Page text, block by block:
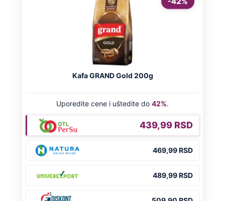
OD NAVODNOG HEROJA DO BRUTALNOG UBICE
GENERAL IVAN STRELJAO SRBE, A
HRVATI GA SLAVILI KAO HEROJA KNINA:
Par godina kasnije išao od kuće do kuće i